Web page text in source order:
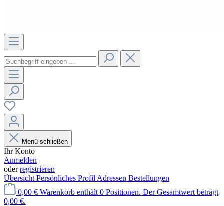
Menü schließen
Ihr Konto
Anmelden
oderregistrieren
Übersicht Persönliches Profil Adressen Bestellungen
0,00 € Warenkorb enthält 0 Positionen. Der Gesamtwert beträgt
0,00 €.